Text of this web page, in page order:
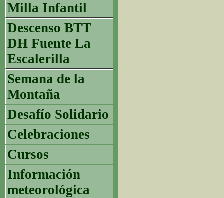
Milla Infantil
Descenso BTT
DH Fuente La
Escalerilla
Semana de la
Montaña
Desafío Solidario
Celebraciones
Cursos
Información
meteorológica